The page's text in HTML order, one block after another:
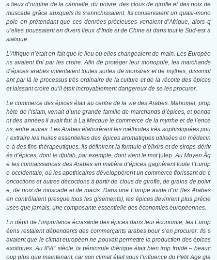
s lieux d’origine de la cannelle, du poivre, des clous de girofle et des noix de
muscade grâce auxquels ils s’enrichissaient. Ils conservaient un quasi-mono
pole en prétendant que ces denrées précieuses venaient d’Afrique, alors q
u’elles poussaient en divers lieux d’Inde et de Chine et dans tout le Sud-est a
siatique.
L’Afrique n’était en fait que le lieu où elles changeaient de main. Les Europée
ns avaient fini par les croire. Afin de protéger leur monopole, les marchands
d’épices arabes inventaient toutes sortes de monstres et de mythes, dissimul
ant par là le processus très ordinaire de la culture et de la récolte des épices
et laissant croire qu’il était incroyablement dangereux de se les procurer.
Le commerce des épices était au centre de la vie des Arabes. Mahomet, prop
hète de l’islam, venait d’une grande famille de marchands d’épices, et penda
nt des années il avait fait à La Mecque le commerce de la myrrhe et de l’ence
ns, entre autres. Les Arabes élaborèrent les méthodes très sophistiquées pou
r extraire les huiles essentielles des épices aromatiques utilisées en médecin
e à des fins thérapeutiques. Ils définirent la formule d’élixirs et de sirops dériv
és d’épices, dont le djulab, par exemple, dont vient le motjulep. Au Moyen Âg
e les connaissances des Arabes en matière d’épices gagnèrent toute l’Europ
e occidentale, où les apothicaires développèrent un commerce florissant de c
oncoctions et autres décoctions à partir de clous de girofle, de grains de poivr
e, de noix de muscade et de macis. Dans une Europe avide d’or (les Arabes
en contrôlaient presque tous les gisements), les épices devinrent plus précie
uses que jamais, une composante essentielle des économies européennes.
En dépit de l’importance écrasante des épices dans leur économie, les Europ
éens restaient dépendants des commerçants arabes pour s’en procurer. Ils s
avaient que le climat européen ne pouvait permettre la production des épices
exotiques. Au XVI° siècle, la péninsule ibérique était bien trop froide – beau­c
oup plus que maintenant, car son climat était sous l’influence du Petit Age gla